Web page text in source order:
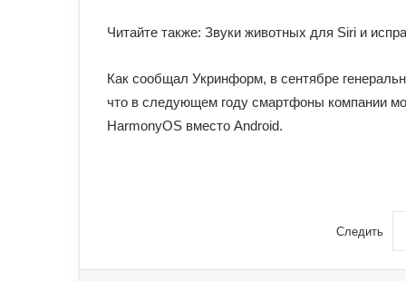
Читайте также: Звуки животных для Siri и
Как сообщал Укринформ, в сентябре
что в следующем году смартфоны компании
HarmonyOS вместо Android.
Следить